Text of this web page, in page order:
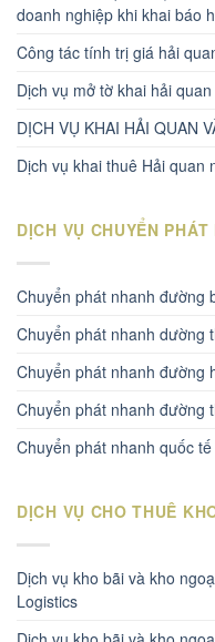
doanh nghiệp khi khai báo
Công tác tính trị giá hải
Dịch vụ mở tờ khai hải
DỊCH VỤ KHAI HẢI QUAN
Dịch vụ khai thuê Hải
DỊCH VỤ CHUYỂN PHÁT
Chuyển phát nhanh đường
Chuyển phát nhanh dường
Chuyển phát nhanh đường
Chuyển phát nhanh đường
Chuyển phát nhanh quốc tế
DỊCH VỤ CHO THUÊ
Dịch vụ kho bãi và kho
Logistics